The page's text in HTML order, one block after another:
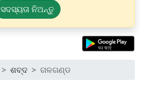
ସଦସ୍ୟତା ନିଅନ୍ତୁ
ଶବ୍ଦ ଗଳଗଣ୍ଡ